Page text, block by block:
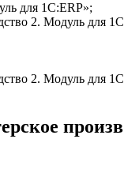
для 1С:ERP»;
2. Модуль для
2. Модуль для